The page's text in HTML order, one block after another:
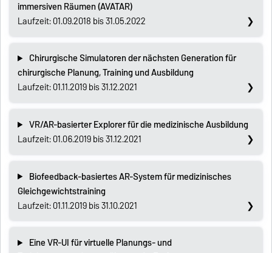
immersiven Räumen (AVATAR)
Laufzeit: 01.09.2018 bis 31.05.2022
Chirurgische Simulatoren der nächsten Generation für
chirurgische Planung, Training und Ausbildung
Laufzeit: 01.11.2019 bis 31.12.2021
VR/AR-basierter Explorer für die medizinische Ausbildung
Laufzeit: 01.06.2019 bis 31.12.2021
Biofeedback-basiertes AR-System für medizinisches
Gleichgewichtstraining
Laufzeit: 01.11.2019 bis 31.10.2021
Eine VR-UI für virtuelle Planungs- und